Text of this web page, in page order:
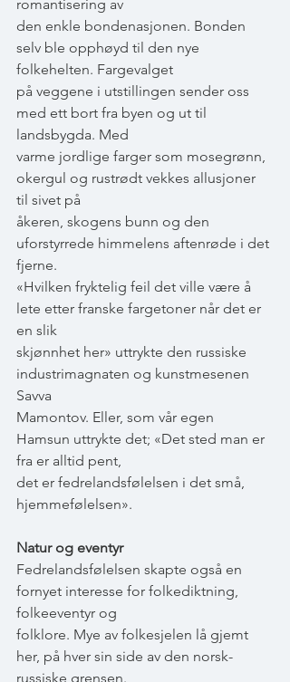
romantisering av
den enkle bondenasjonen. Bonden
selv ble opphøyd til den nye
folkehelten. Fargevalget
på veggene i utstillingen sender oss
med ett bort fra byen og ut til
landsbygda. Med
varme jordlige farger som mosegrønn,
okergul og rustrødt vekkes allusjoner
til sivet på
åkeren, skogens bunn og den
uforstyrrede himmelens aftenrøde i det
fjerne.
«Hvilken fryktelig feil det ville være å
lete etter franske fargetoner når det er
en slik
skjønnhet her» uttrykte den russiske
industrimagnaten og kunstmesenen
Savva
Mamontov. Eller, som vår egen
Hamsun uttrykte det; «Det sted man er
fra er alltid pent,
det er fedrelandsfølelsen i det små,
hjemmefølelsen».
Natur og eventyr
Fedrelandsfølelsen skapte også en
fornyet interesse for folkediktning,
folkeeventyr og
folklore. Mye av folkesjelen lå gjemt
her, på hver sin side av den norsk-
russiske grensen.